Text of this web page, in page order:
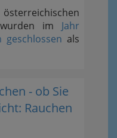
im Jahr
geschlossen als
- ob Sie
Rauchen